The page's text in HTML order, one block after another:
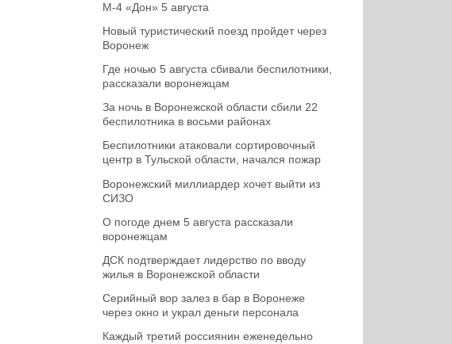
М-4 «Дон» 5 августа
Новый туристический поезд пройдет через
Воронеж
Где ночью 5 августа сбивали беспилотники,
рассказали воронежцам
За ночь в Воронежской области сбили 22
беспилотника в восьми районах
Беспилотники атаковали сортировочный
центр в Тульской области, начался пожар
Воронежский миллиардер хочет выйти из
СИЗО
О погоде днем 5 августа рассказали
воронежцам
ДСК подтверждает лидерство по вводу
жилья в Воронежской области
Серийный вор залез в бар в Воронеже
через окно и украл деньги персонала
Каждый третий россиянин еженедельно